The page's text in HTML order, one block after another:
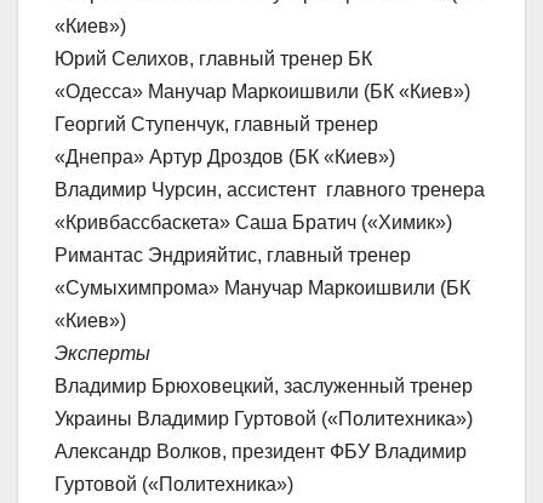
«Киев»)
Юрий Селихов, главный тренер БК
«Одесса» Манучар Маркоишвили (БК «Киев»)
Георгий Ступенчук, главный тренер
«Днепра» Артур Дроздов (БК «Киев»)
Владимир Чурсин, ассистент главного тренера
«Кривбассбаскета» Саша Братич («Химик»)
Римантас Эндрияйтис, главный тренер
«Сумыхимпрома» Манучар Маркоишвили (БК
«Киев»)
Эксперты
Владимир Брюховецкий, заслуженный тренер
Украины Владимир Гуртовой («Политехника»)
Александр Волков, президент ФБУ Владимир
Гуртовой («Политехника»)